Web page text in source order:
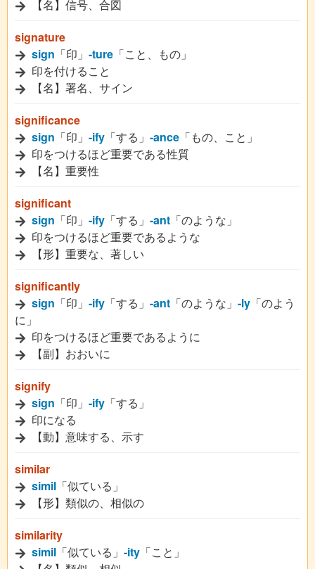
【名】信号、合図
signature
sign 「印」 -ture 「こと、もの」
印を付けること
【名】署名、サイン
significance
sign 「印」 -ify 「する」 -ance 「もの、こと」
印をつけるほど重要である性質
【名】重要性
significant
sign 「印」 -ify 「する」 -ant 「のような」
印をつけるほど重要であるような
【形】重要な、著しい
significantly
sign 「印」 -ify 「する」 -ant 「のような」 -ly 「のよう
に」
印をつけるほど重要であるように
【副】おおいに
signify
sign 「印」 -ify 「する」
印になる
【動】意味する、示す
similar
simil 「似ている」
【形】類似の、相似の
similarity
simil 「似ている」 -ity 「こと」